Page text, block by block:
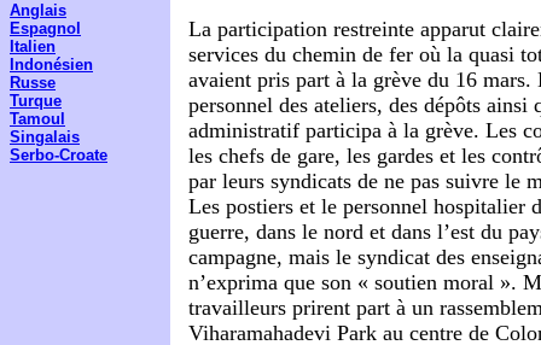
Anglais
Espagnol
Italien
Indonésien
Russe
Turque
Tamoul
Singalais
Serbo-Croate
La participation restreinte apparut
services du chemin de fer où la quasi
avaient pris part à la grève du 16
personnel des ateliers, des dépôts ainsi
administratif participa à la grève. Les
les chefs de gare, les gardes et les
par leurs syndicats de ne pas suivre le
Les postiers et le personnel hospitalier
guerre, dans le nord et dans l’est du
campagne, mais le syndicat des
n’exprima que son « soutien moral ».
travailleurs prirent part à un
Viharamahadevi Park au centre de